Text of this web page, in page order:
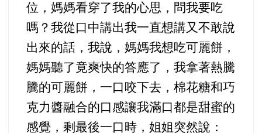
位，媽媽看穿了我的心思，問我要吃
嗎？我從口中講出我一直想講又不敢說
出來的話，我說，媽媽我想吃可麗餅，
媽媽聽了竟爽快的答應了，我拿著熱騰
騰的可麗餅，一口咬下去，棉花糖和巧
克力醬融合的口感讓我滿口都是甜蜜的
感覺，剩最後一口時，姐姐突然說：